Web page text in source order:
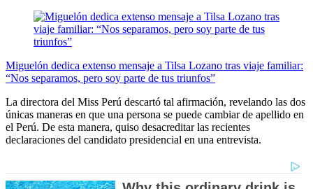
Miguelón dedica extenso mensaje a Tilsa Lozano tras viaje familiar:
“Nos separamos, pero soy parte de tus triunfos”
La directora del Miss Perú descartó tal afirmación, revelando las dos
únicas maneras en que una persona se puede cambiar de apellido en
el Perú. De esta manera, quiso desacreditar las recientes
declaraciones del candidato presidencial en una entrevista.